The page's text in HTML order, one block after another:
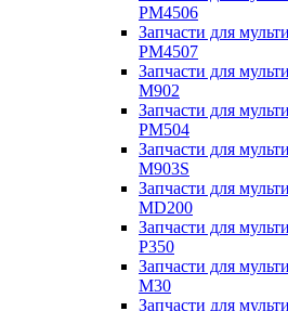
PM4506
Запчасти для
PM4507
Запчасти для
M902
Запчасти для
PM504
Запчасти для
M903S
Запчасти для
MD200
Запчасти для
P350
Запчасти для
M30
Запчасти для